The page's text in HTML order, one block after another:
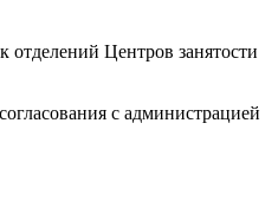
Центров занятости
с администрацией